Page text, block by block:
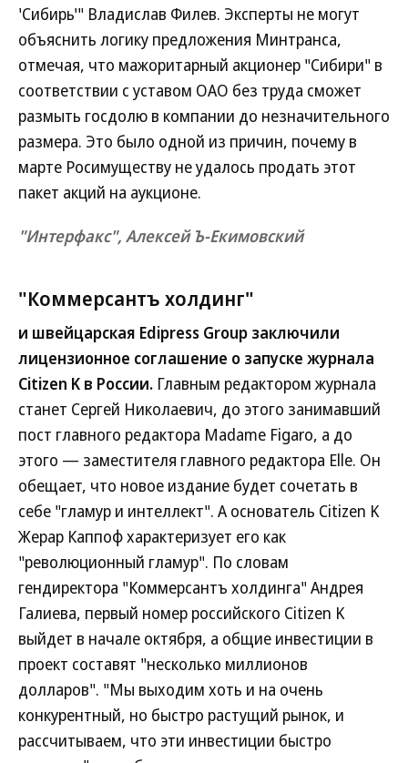
'Сибирь'" Владислав Филев. Эксперты не могут
объяснить логику предложения Минтранса,
отмечая, что мажоритарный акционер "Сибири" в
соответствии с уставом ОАО без труда сможет
размыть госдолю в компании до незначительного
размера. Это было одной из причин, почему в
марте Росимуществу не удалось продать этот
пакет акций на аукционе.
"Интерфакс", Алексей Ъ-Екимовский
"Коммерсантъ холдинг"
и швейцарская Edipress Group заключили
лицензионное соглашение о запуске журнала
Citizen K в России. Главным редактором журнала
станет Сергей Николаевич, до этого занимавший
пост главного редактора Madame Figaro, а до
этого — заместителя главного редактора Elle. Он
обещает, что новое издание будет сочетать в
себе "гламур и интеллект". А основатель Citizen K
Жерар Каппоф характеризует его как
"революционный гламур". По словам
гендиректора "Коммерсантъ холдинга" Андрея
Галиева, первый номер российского Citizen K
выйдет в начале октября, а общие инвестиции в
проект составят "несколько миллионов
долларов". "Мы выходим хоть и на очень
конкурентный, но быстро растущий рынок, и
рассчитываем, что эти инвестиции быстро